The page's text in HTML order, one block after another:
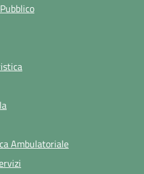
Ambulatoriale